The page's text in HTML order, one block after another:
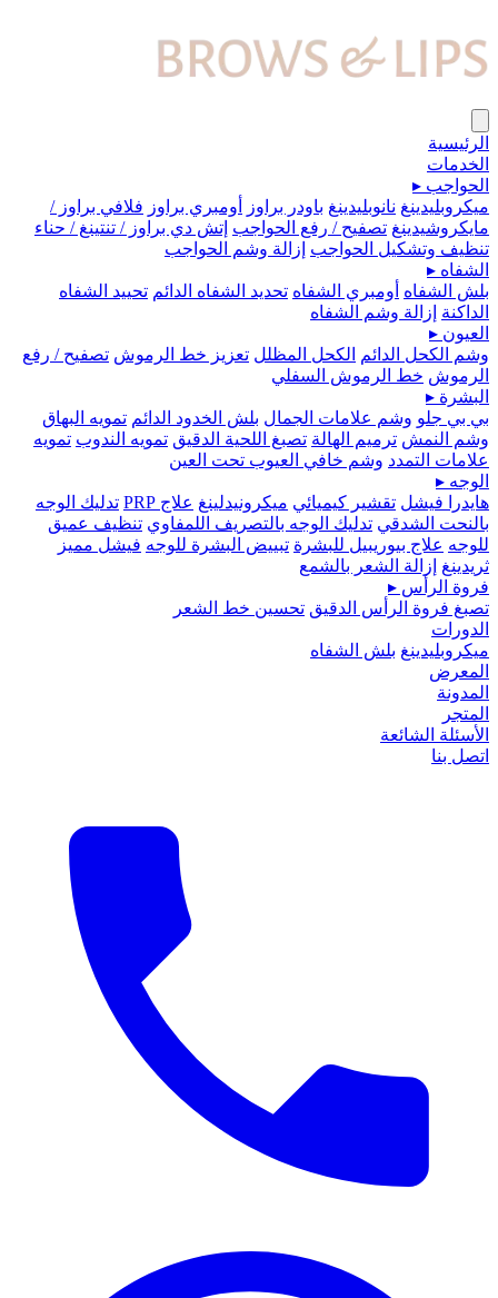
الرئيسية
الخدمات
الحواجب ▸
ميكروبلیدينغ نانوبليدينغ باودر براوز أومبري براوز فلافي براوز /
مايكروشيدينغ تصفيح / رفع الحواجب إتش دي براوز / تنتينغ / حناء
تنظيف وتشكيل الحواجب إزالة وشم الحواجب
الشفاه ▸
بلش الشفاه أومبري الشفاه تحديد الشفاه الدائم تحييد الشفاه
الداكنة إزالة وشم الشفاه
العيون ▸
وشم الكحل الدائم
الكحل المظلل تعزيز خط الرموش تصفيح / رفع
الرموش خط الرموش السفلي
البشرة ▸
بي بي جلو وشم علامات الجمال بلش الخدود الدائم تمويه البهاق
وشم النمش ترميم الهالة تصبغ اللحية الدقيق تمويه الندوب تمويه
علامات التمدد وشم خافي العيوب تحت العين
الوجه ▸
هايدرا فيشل تقشير كيميائي ميكرونيدلينغ علاج PRP
تدليك الوجه
بالنحت الشدقي تدليك الوجه بالتصريف اللمفاوي تنظيف عميق
للوجه علاج بيوريبيل للبشرة تبييض البشرة للوجه فيشل مميز
ثريدينغ إزالة الشعر بالشمع
فروة الرأس ▸
تصبغ فروة الرأس الدقيق تحسين خط الشعر
الدورات
ميكروبلیدينغ بلش الشفاه
المعرض
المدونة
المتجر
الأسئلة الشائعة
اتصل بنا